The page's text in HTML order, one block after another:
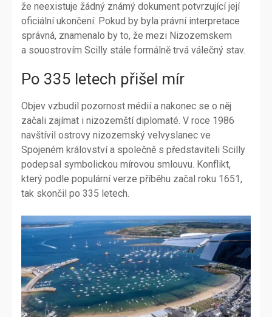
že neexistuje žádný známý dokument potvrzující její
oficiální ukončení. Pokud by byla právní interpretace
správná, znamenalo by to, že mezi Nizozemskem
a souostrovím Scilly stále formálně trvá válečný stav.
Po 335 letech přišel mír
Objev vzbudil pozornost médií a nakonec se o něj
začali zajímat i nizozemští diplomaté. V roce 1986
navštívil ostrovy nizozemský velvyslanec ve
Spojeném království a společně s představiteli Scilly
podepsal symbolickou mírovou smlouvu. Konflikt,
který podle populární verze příběhu začal roku 1651,
tak skončil po 335 letech.